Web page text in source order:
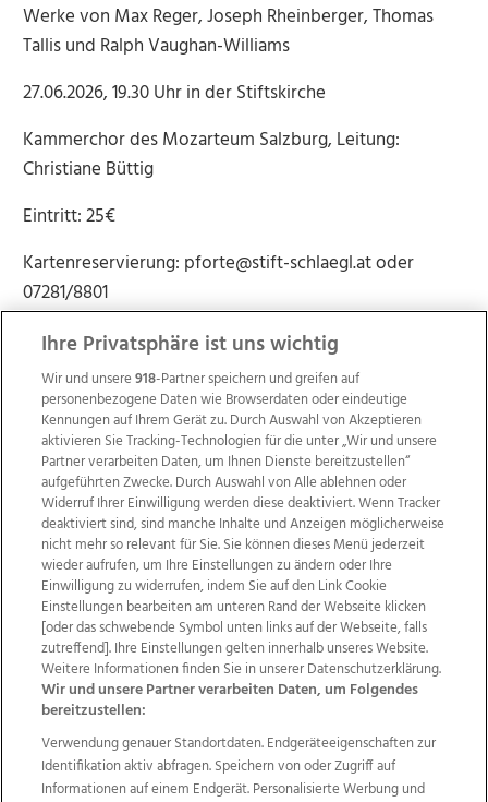
Werke von Max Reger, Joseph Rheinberger, Thomas
Tallis und Ralph Vaughan-Williams
27.06.2026, 19.30 Uhr in der Stiftskirche
Kammerchor des Mozarteum Salzburg, Leitung:
Christiane Büttig
Eintritt: 25€
Kartenreservierung: pforte@stift-schlaegl.at oder
07281/8801
Wir über uns Mediadaten Kontakt
Jobs
Datenschutz
Impressum
AGB Anzeigekunden
AGB Website
Ehrenkodex Politische Werbung
Weitere Angebote des Medienhauses Wimmer
TV1 di-mog-i.at OÖNow
Ischler Woche
Ihre Privatsphäre ist uns wichtig
Wir und unsere918-Partner speichern und greifen auf
personenbezogene Daten wie Browserdaten oder eindeutige
Kennungen auf Ihrem Gerät zu. Durch Auswahl von Akzeptieren
aktivieren Sie Tracking-Technologien für die unter „Wir und unsere
Partner verarbeiten Daten, um Ihnen Dienste bereitzustellen“
aufgeführten Zwecke. Durch Auswahl von Alle ablehnen oder
Widerruf Ihrer Einwilligung werden diese deaktiviert. Wenn Tracker
deaktiviert sind, sind manche Inhalte und Anzeigen möglicherweise
nicht mehr so relevant für Sie. Sie können dieses Menü jederzeit
wieder aufrufen, um Ihre Einstellungen zu ändern oder Ihre
Einwilligung zu widerrufen, indem Sie auf den Link Cookie
Einstellungen bearbeiten am unteren Rand der Webseite klicken
[oder das schwebende Symbol unten links auf der Webseite, falls
zutreffend]. Ihre Einstellungen gelten innerhalb unseres Website.
Weitere Informationen finden Sie in unserer Datenschutzerklärung.
Wir und unsere Partner verarbeiten Daten, um Folgendes
bereitzustellen:
Verwendung genauer Standortdaten. Endgeräteeigenschaften zur
Identifikation aktiv abfragen. Speichern von oder Zugriff auf
Informationen auf einem Endgerät. Personalisierte Werbung und